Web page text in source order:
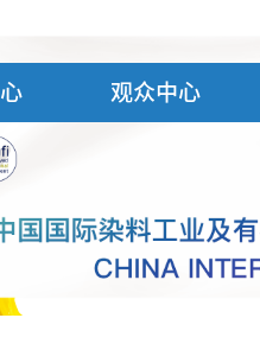
观众中心